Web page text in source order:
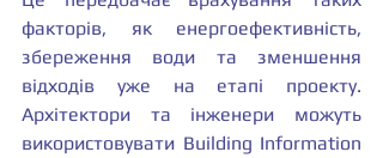
факторів, як енергоефективність,
збереження води та зменшення
відходів уже на етапі проекту.
Архітектори та інженери можуть
використовувати Building Information